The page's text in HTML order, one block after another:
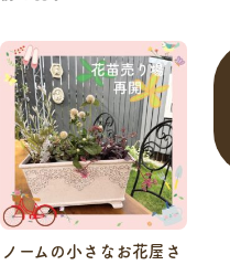
ノームの小さなお花屋さ